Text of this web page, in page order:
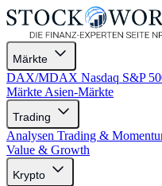
Märkte
DAX/MDAX Nasdaq S&P
Märkte Asien-Märkte
Trading
Analysen Trading &
Value & Growth
Krypto